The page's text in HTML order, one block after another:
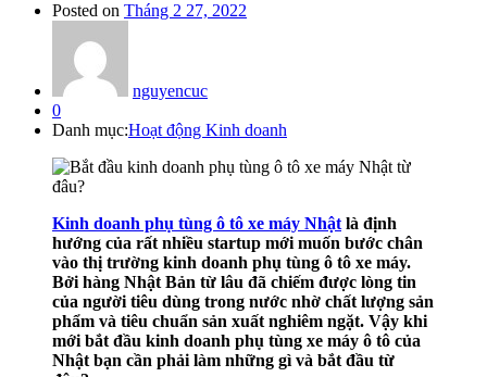
Posted on Tháng 2 27, 2022
nguyencuc
0
Danh mục:Hoạt động Kinh doanh
Kinh doanh phụ tùng ô tô xe máy Nhật là định
hướng của rất nhiều startup mới muốn bước chân
vào thị trường kinh doanh phụ tùng ô tô xe máy.
Bởi hàng Nhật Bản từ lâu đã chiếm được lòng tin
của người tiêu dùng trong nước nhờ chất lượng sản
phẩm và tiêu chuẩn sản xuất nghiêm ngặt. Vậy khi
mới bắt đầu kinh doanh phụ tùng xe máy ô tô của
Nhật bạn cần phải làm những gì và bắt đầu từ